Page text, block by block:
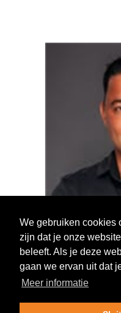
Log
We gebruiken cookies
zijn dat je onze
beleeft. Als je deze
gaan we ervan uit dat
Meer informatie